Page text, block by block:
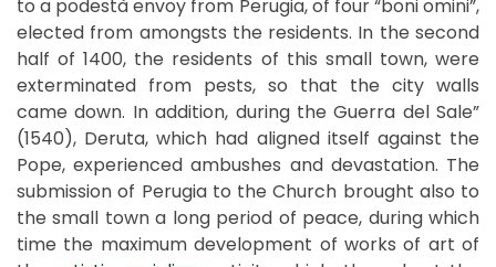
to a podestà envoy from Perugia, of four “boni omini”,
elected from amongsts the residents. In the second
half of 1400, the residents of this small town, were
exterminated from pests, so that the city walls
came down. In addition, during the Guerra del Sale”
(1540), Deruta, which had aligned itself against the
Pope, experienced ambushes and devastation. The
submission of Perugia to the Church brought also to
the small town a long period of peace, during which
time the maximum development of works of art of